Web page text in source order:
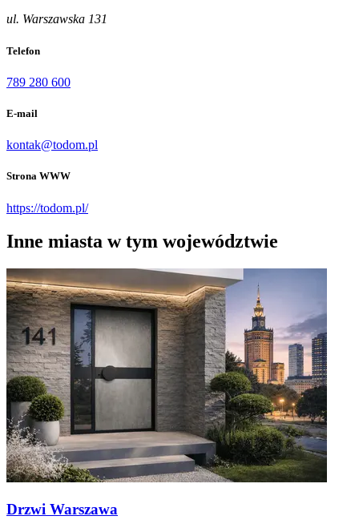
ul. Warszawska 131
Telefon
789 280 600
E-mail
kontak@todom.pl
Strona WWW
https://todom.pl/
Inne miasta w tym województwie
Drzwi Warszawa